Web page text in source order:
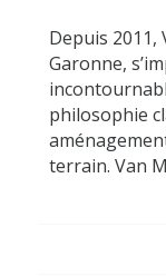
Depuis 2011,
Garonne,
philosophie
terrain. Van